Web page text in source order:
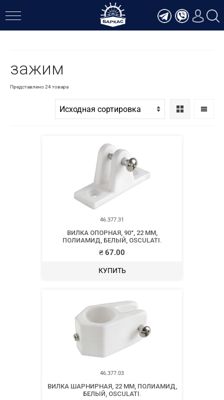
зажим
Представлено 24 товара
46.377.31
ВИЛКА ОПОРНАЯ, 90°, 22 ММ,
ПОЛИАМИД, БЕЛЫЙ, OSCULATI.
₴67.00
КУПИТЬ
46.377.03
ВИЛКА ШАРНИРНАЯ, 22 ММ, ПОЛИАМИД,
БЕЛЫЙ, OSCULATI.